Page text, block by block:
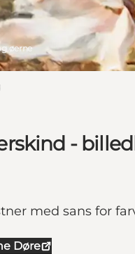
-
med sans for
Døre
øerne